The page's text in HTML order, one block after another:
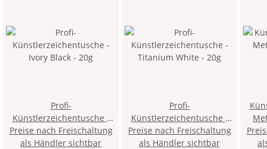
Profi-
Künstlerzeichentusche -
Ivory Black - 20g
Preise nach Freischaltung
als Händler sichtbar
Profi-
Künstlerzeichentusche -
Titanium White - 20g
Preise nach Freischaltung
als Händler sichtbar